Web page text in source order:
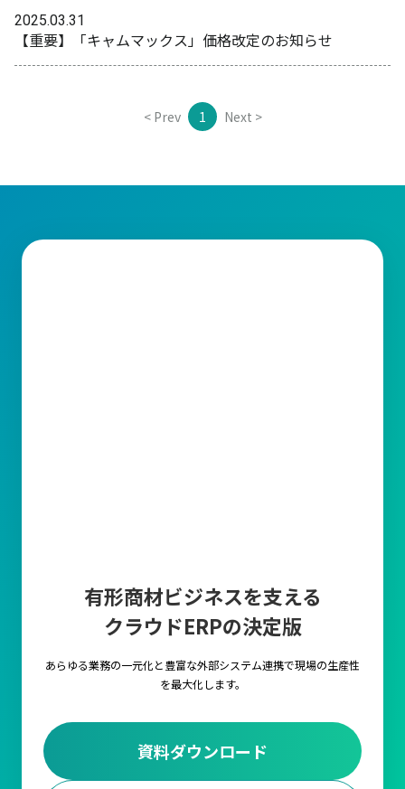
2025.03.31
【重要】「キャムマックス」価格改定のお知らせ
< Prev 1 Next >
有形商材ビジネスを支える
クラウドERPの決定版
あらゆる業務の一元化と豊富な外部システム連携で現場の生産性
を最大化します。
資料ダウンロード